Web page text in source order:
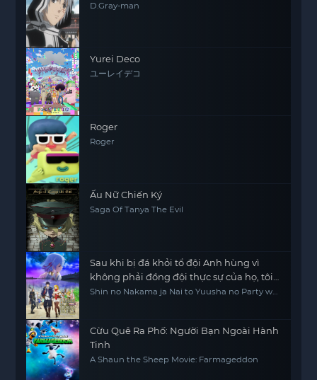
D.Gray-man
Yurei Deco
ユーレイデコ
Roger
Roger
Ấu Nữ Chiến Ký
Saga Of Tanya The Evil
Sau khi bị đá khỏi tổ đội Anh hùng vì
không phải đồng đội thực sự của họ, tôi
quyết định sẽ sống chậm lại ở nơi biên ải
Shin no Nakama ja Nai to Yuusha no Party wo
Countryside
Cừu Quê Ra Phố: Người Bạn Ngoài Hành
Tinh
A Shaun the Sheep Movie: Farmageddon